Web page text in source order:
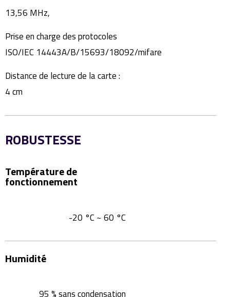
13,56 MHz,
Prise en charge des protocoles
ISO/IEC 14443A/B/15693/18092/mifare
Distance de lecture de la carte :
4 cm
ROBUSTESSE
Température de
fonctionnement
-20 °C ~ 60 °C
Humidité
95 % sans condensation